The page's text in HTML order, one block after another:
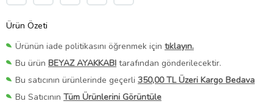
Ürün Özeti
Ürünün iade politikasını öğrenmek için tıklayın.
Bu ürün BEYAZ AYAKKABI tarafından gönderilecektir.
Bu satıcının ürünlerinde geçerli 350,00 TL Üzeri Kargo Bedava
Bu Satıcının Tüm Ürünlerini Görüntüle